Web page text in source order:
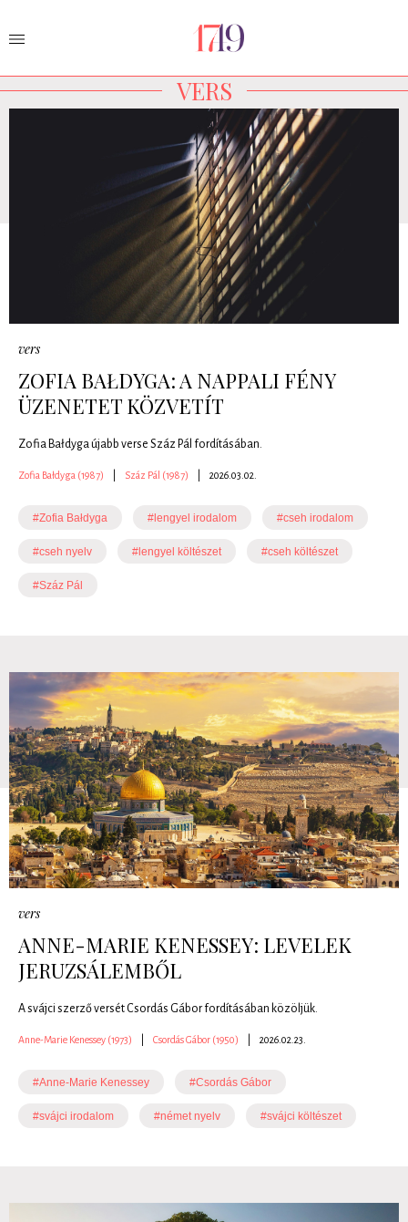
VERS
vers
ZOFIA BAŁDYGA: A NAPPALI FÉNY
ÜZENETET KÖZVETÍT
Zofia Bałdyga újabb verse Száz Pál fordításában.
Zofia Bałdyga (1987) Száz Pál (1987) 2026.03.02.
#Zofia Bałdyga #lengyel irodalom #cseh irodalom
#cseh nyelv #lengyel költészet #cseh költészet
#Száz Pál
vers
ANNE-MARIE KENESSEY: LEVELEK
JERUZSÁLEMBŐL
A svájci szerző versét Csordás Gábor fordításában közöljük.
Anne-Marie Kenessey (1973) Csordás Gábor (1950) 2026.02.23.
#Anne-Marie Kenessey #Csordás Gábor
#svájci irodalom #német nyelv #svájci költészet